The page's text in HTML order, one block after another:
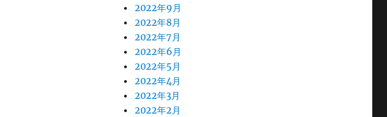
2022年9月
2022年8月
2022年7月
2022年6月
2022年5月
2022年4月
2022年3月
2022年2月